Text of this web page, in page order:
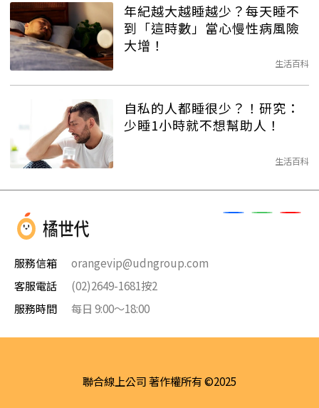
年紀越大越睡越少？每天睡不
到「這時數」當心慢性病風險
大增！
生活百科
自私的人都睡很少？！研究：
少睡1小時就不想幫助人！
生活百科
服務信箱
orangevip@udngroup.com
客服電話
(02)2649-1681按2
服務時間
每日 9:00～18:00
聯合線上公司 著作權所有 ©2025